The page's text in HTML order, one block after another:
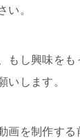
い。
もし興味を
いします。
画を制作す